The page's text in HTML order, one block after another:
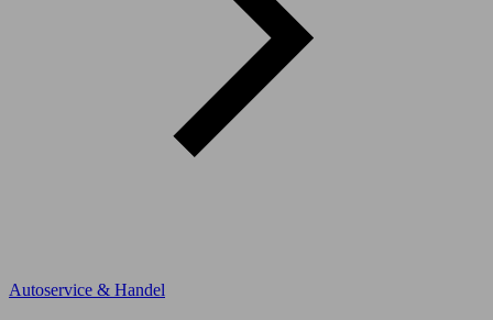
Autoservice & Handel